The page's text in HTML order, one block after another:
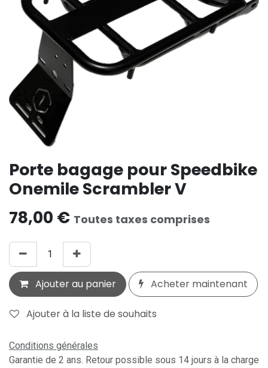
Porte bagage pour Speedbike
Onemile Scrambler V
78,00 € Toutes taxes comprises
Ajouter au panier Acheter maintenant
Ajouter à la liste de souhaits
Conditions générales
Garantie de 2 ans. Retour possible sous 14 jours à la charge